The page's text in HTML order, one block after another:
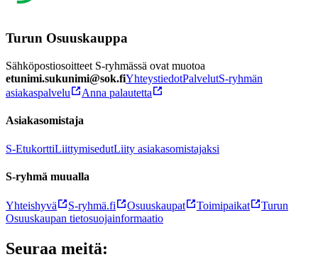
Turun Osuuskauppa
Sähköpostiosoitteet S-ryhmässä ovat muotoa
etunimi.sukunimi@sok.fiYhteystiedotPalvelutS-ryhmän
asiakaspalvelu
Anna palautetta
Asiakasomistaja
S-EtukorttiLiittymisedutLiity asiakasomistajaksi
S-ryhmä muualla
Yhteishyvä S-ryhmä.fi Osuuskaupat Toimipaikat
Turun
Osuuskaupan tietosuojainformaatio
Seuraa meitä: